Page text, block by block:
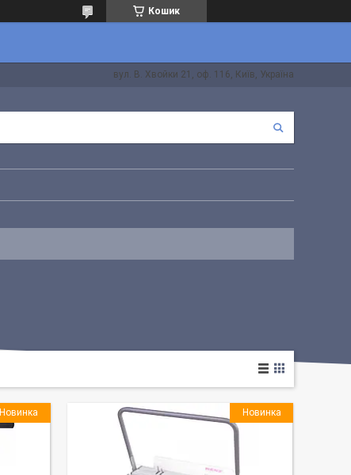
Кошик
вул. В. Хвойки 21, оф. 116, Київ, Україна
Новинка Новинка